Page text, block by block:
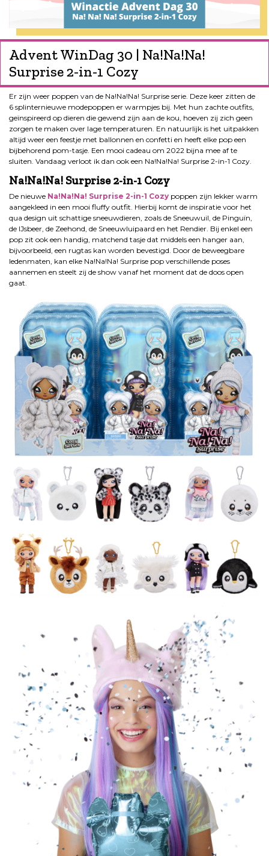
Advent WinDag 30 | Na!Na!Na!
Surprise 2-in-1 Cozy
Er zijn weer poppen van de Na!Na!Na! Surprise serie. Deze keer zitten de
6 splinternieuwe modepoppen er warmpjes bij. Met hun zachte outfits,
geïnspireerd op dieren die gewend zijn aan de kou, hoeven zij zich geen
zorgen te maken over lage temperaturen. En natuurlijk is het uitpakken
altijd weer een feestje met ballonnen en confetti en heeft elke pop een
bijbehorend pom-tasje. Een mooi cadeau om 2022 bijna mee af te
sluiten. Vandaag verloot ik dan ook een Na!Na!Na! Surprise 2-in-1 Cozy.
Na!Na!Na! Surprise 2-in-1 Cozy
De nieuwe Na!Na!Na! Surprise 2-in-1 Cozy poppen zijn lekker warm
aangekleed in een mooi fluffy outfit. Hierbij komt de inspiratie voor het
qua design uit schattige sneeuwdieren, zoals de Sneeuwuil, de Pinguïn,
de IJsbeer, de Zeehond, de Sneeuwluipaard en het Rendier. Bij enkel een
pop zit ook een handig, matchend tasje dat middels een hanger aan,
bijvoorbeeld, een rugtas kan worden bevestigd. Door de beweegbare
ledenmaten, kan elke Na!Na!Na! Surprise pop verschillende poses
aannemen en steelt zij de show vanaf het moment dat de doos open
gaat.